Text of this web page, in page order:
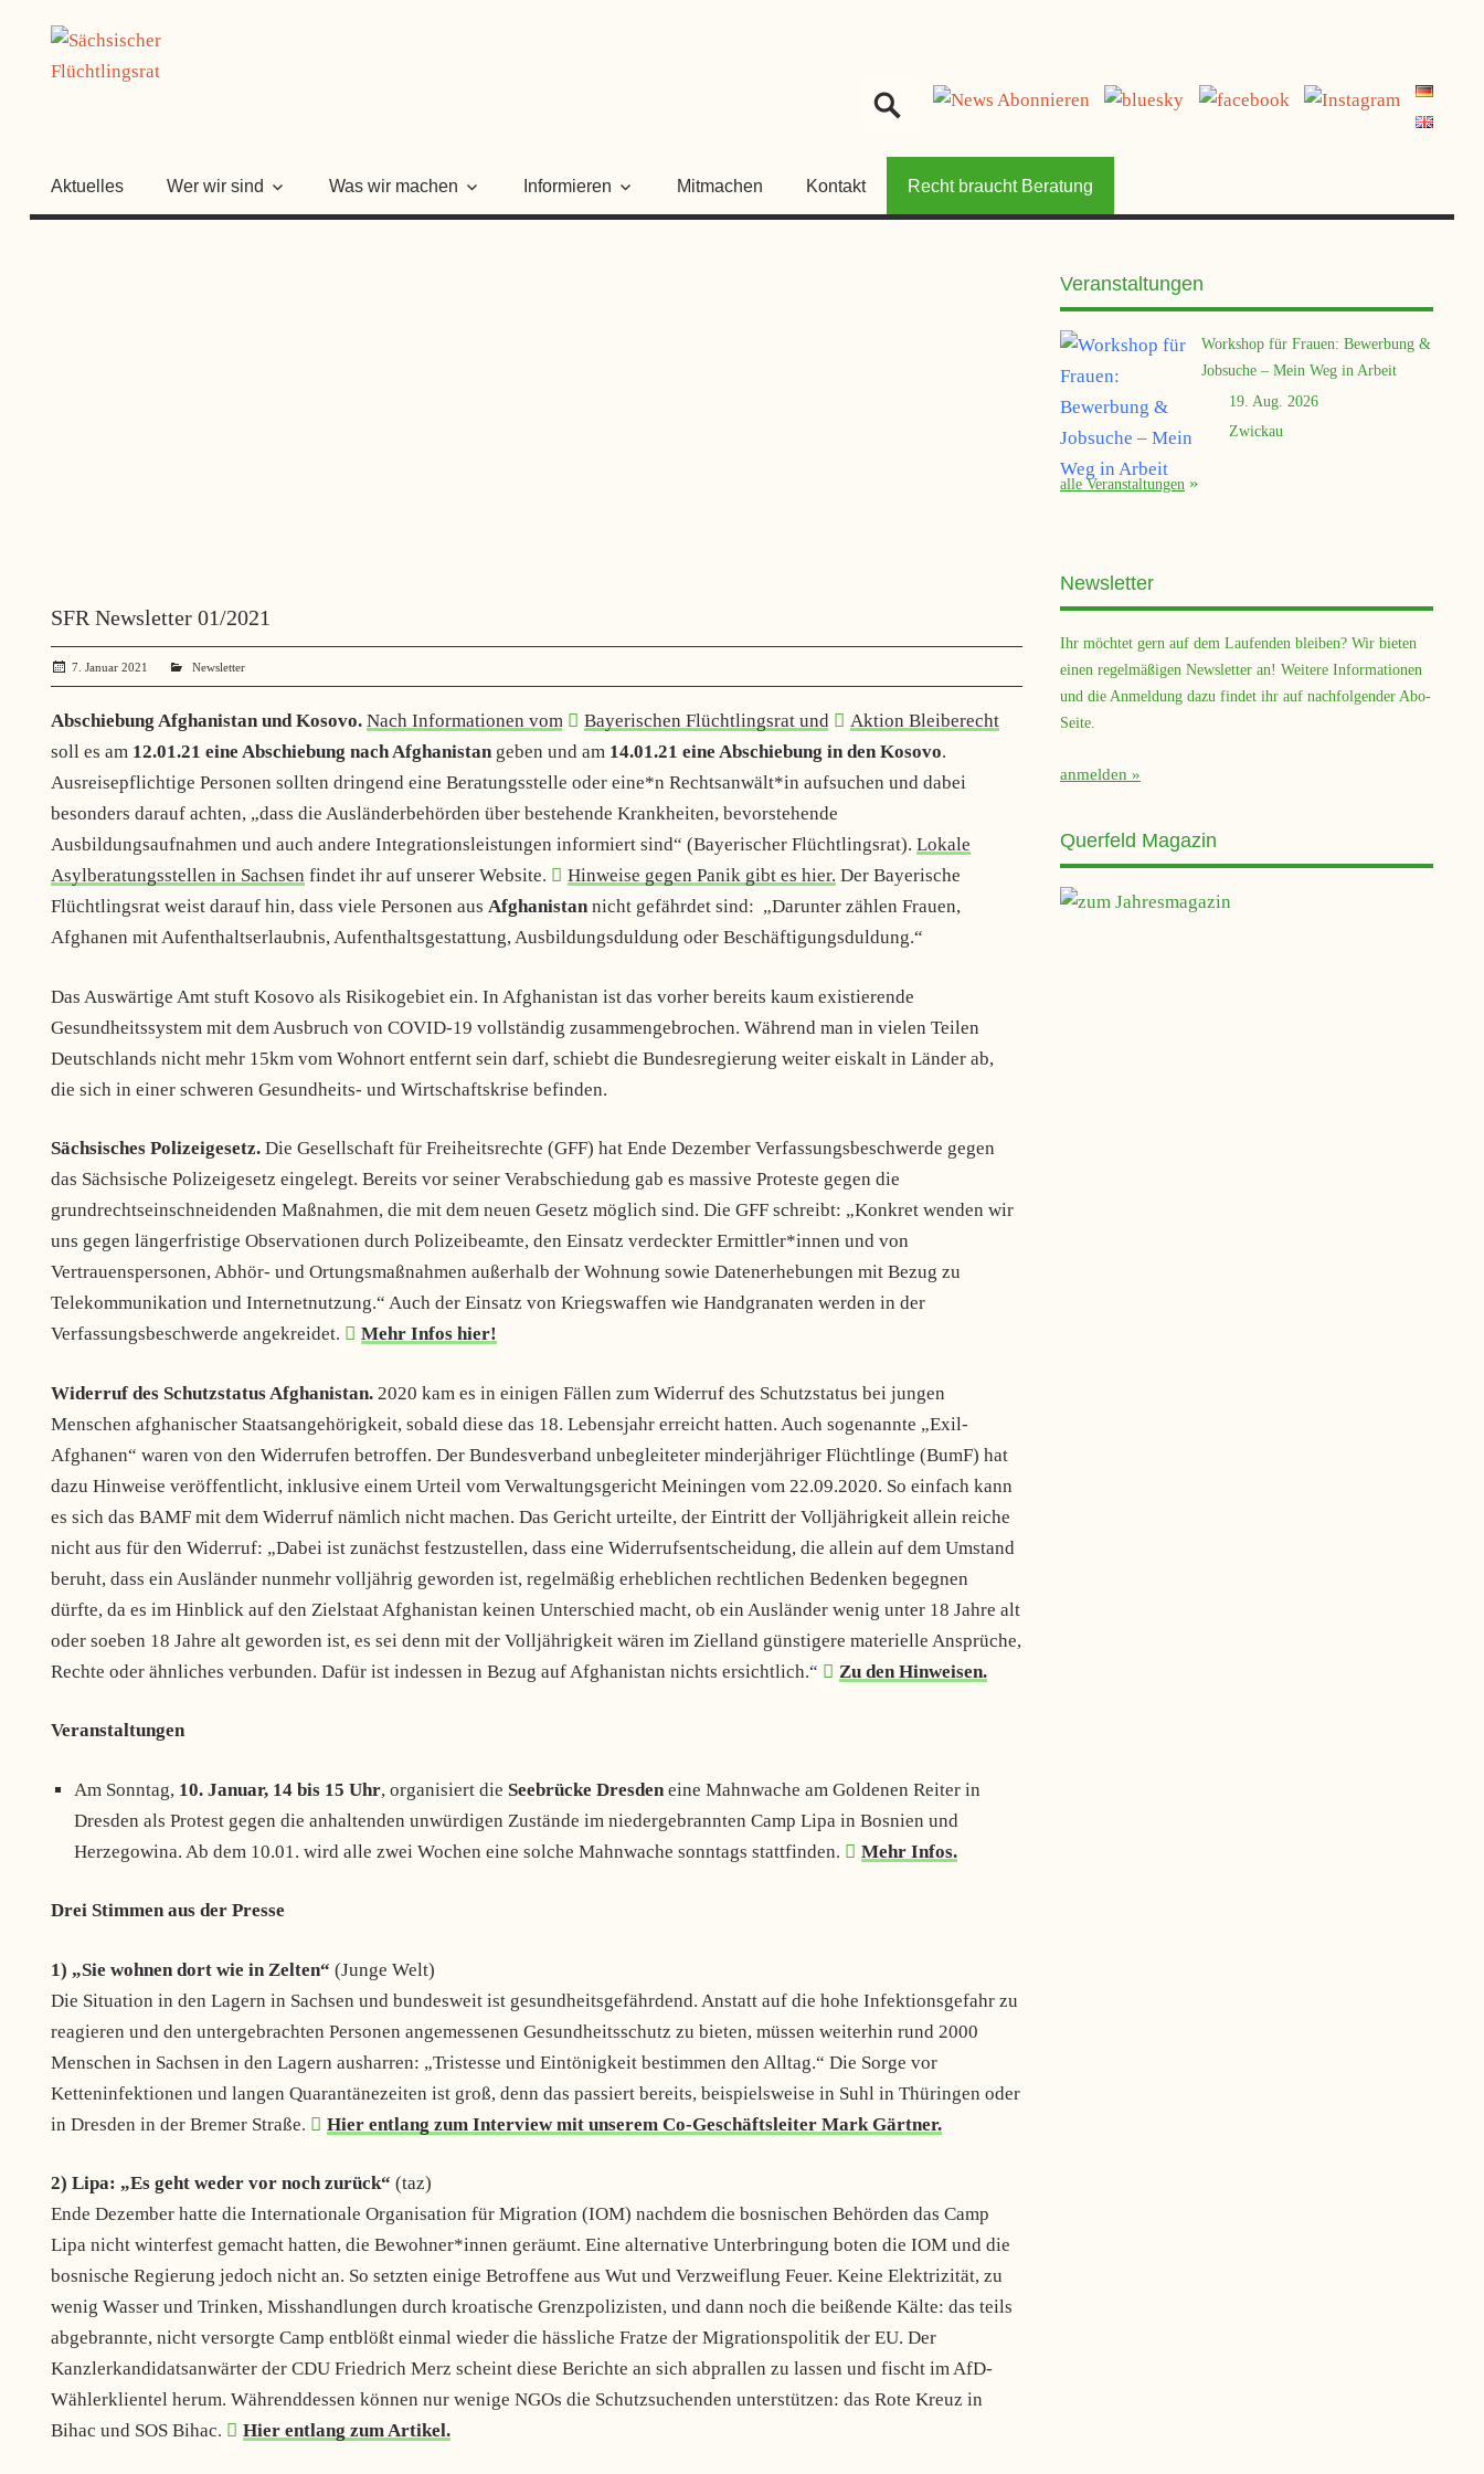
springen
Aktuelles Wer wir sind Was wir machen Informieren Mitmachen Kontakt Recht braucht Beratung
SFR Newsletter 01/2021
7. Januar 2021 administrator
Newsletter
Abschiebung Afghanistan und Kosovo. Nach Informationen vom Bayerischen Flüchtlingsrat und
Aktion Bleiberecht
soll es am 12.01.21 eine Abschiebung nach Afghanistan geben und am 14.01.21 eine Abschiebung in den Kosovo.
Ausreisepflichtige Personen sollten dringend eine Beratungsstelle oder eine*n Rechtsanwält*in aufsuchen und dabei
besonders darauf achten, „dass die Ausländerbehörden über bestehende Krankheiten, bevorstehende
Ausbildungsaufnahmen und auch andere Integrationsleistungen informiert sind“ (Bayerischer Flüchtlingsrat). Lokale
Asylberatungsstellen in Sachsen findet ihr auf unserer Website. Hinweise gegen Panik gibt es hier. Der Bayerische
Flüchtlingsrat weist darauf hin, dass viele Personen aus Afghanistannicht gefährdet sind: „Darunter zählen Frauen,
Afghanen mit Aufenthaltserlaubnis, Aufenthaltsgestattung, Ausbildungsduldung oder Beschäftigungsduldung.“
Das Auswärtige Amt stuft Kosovo als Risikogebiet ein. In Afghanistan ist das vorher bereits kaum existierende
Gesundheitssystem mit dem Ausbruch von COVID-19 vollständig zusammengebrochen. Während man in vielen Teilen
Deutschlands nicht mehr 15km vom Wohnort entfernt sein darf, schiebt die Bundesregierung weiter eiskalt in Länder ab,
die sich in einer schweren Gesundheits- und Wirtschaftskrise befinden.
Sächsisches Polizeigesetz. Die Gesellschaft für Freiheitsrechte (GFF) hat Ende Dezember Verfassungsbeschwerde gegen
das Sächsische Polizeigesetz eingelegt. Bereits vor seiner Verabschiedung gab es massive Proteste gegen die
grundrechtseinschneidenden Maßnahmen, die mit dem neuen Gesetz möglich sind. Die GFF schreibt: „Konkret wenden wir
uns gegen längerfristige Observationen durch Polizeibeamte, den Einsatz verdeckter Ermittler*innen und von
Vertrauenspersonen, Abhör- und Ortungsmaßnahmen außerhalb der Wohnung sowie Datenerhebungen mit Bezug zu
Telekommunikation und Internetnutzung.“ Auch der Einsatz von Kriegswaffen wie Handgranaten werden in der
Verfassungsbeschwerde angekreidet.
Mehr Infos hier!
Widerruf des Schutzstatus Afghanistan. 2020 kam es in einigen Fällen zum Widerruf des Schutzstatus bei jungen
Menschen afghanischer Staatsangehörigkeit, sobald diese das 18. Lebensjahr erreicht hatten. Auch sogenannte „Exil-
Afghanen“ waren von den Widerrufen betroffen. Der Bundesverband unbegleiteter minderjähriger Flüchtlinge (BumF) hat
dazu Hinweise veröffentlicht, inklusive einem Urteil vom Verwaltungsgericht Meiningen vom 22.09.2020. So einfach kann
es sich das BAMF mit dem Widerruf nämlich nicht machen. Das Gericht urteilte, der Eintritt der Volljährigkeit allein reiche
nicht aus für den Widerruf: „Dabei ist zunächst festzustellen, dass eine Widerrufsentscheidung, die allein auf dem Umstand
beruht, dass ein Ausländer nunmehr volljährig geworden ist, regelmäßig erheblichen rechtlichen Bedenken begegnen
dürfte, da es im Hinblick auf den Zielstaat Afghanistan keinen Unterschied macht, ob ein Ausländer wenig unter 18 Jahre alt
oder soeben 18 Jahre alt geworden ist, es sei denn mit der Volljährigkeit wären im Zielland günstigere materielle Ansprüche,
Rechte oder ähnliches verbunden. Dafür ist indessen in Bezug auf Afghanistan nichts ersichtlich.“
Zu den Hinweisen.
Veranstaltungen
Am Sonntag, 10. Januar, 14 bis 15 Uhr, organisiert die Seebrücke Dresden eine Mahnwache am Goldenen Reiter in
Dresden als Protest gegen die anhaltenden unwürdigen Zustände im niedergebrannten Camp Lipa in Bosnien und
Herzegowina. Ab dem 10.01. wird alle zwei Wochen eine solche Mahnwache sonntags stattfinden.
Mehr Infos.
Drei Stimmen aus der Presse
1) „Sie wohnen dort wie in Zelten“ (Junge Welt)
Die Situation in den Lagern in Sachsen und bundesweit ist gesundheitsgefährdend. Anstatt auf die hohe Infektionsgefahr zu
reagieren und den untergebrachten Personen angemessenen Gesundheitsschutz zu bieten, müssen weiterhin rund 2000
Menschen in Sachsen in den Lagern ausharren: „Tristesse und Eintönigkeit bestimmen den Alltag.“ Die Sorge vor
Ketteninfektionen und langen Quarantänezeiten ist groß, denn das passiert bereits, beispielsweise in Suhl in Thüringen oder
in Dresden in der Bremer Straße.
Hier entlang zum Interview mit unserem Co-Geschäftsleiter Mark Gärtner.
2) Lipa: „Es geht weder vor noch zurück“ (taz)
Ende Dezember hatte die Internationale Organisation für Migration (IOM) nachdem die bosnischen Behörden das Camp
Lipa nicht winterfest gemacht hatten, die Bewohner*innen geräumt. Eine alternative Unterbringung boten die IOM und die
bosnische Regierung jedoch nicht an. So setzten einige Betroffene aus Wut und Verzweiflung Feuer. Keine Elektrizität, zu
wenig Wasser und Trinken, Misshandlungen durch kroatische Grenzpolizisten, und dann noch die beißende Kälte: das teils
abgebrannte, nicht versorgte Camp entblößt einmal wieder die hässliche Fratze der Migrationspolitik der EU. Der
Kanzlerkandidatsanwärter der CDU Friedrich Merz scheint diese Berichte an sich abprallen zu lassen und fischt im AfD-
Wählerklientel herum. Währenddessen können nur wenige NGOs die Schutzsuchenden unterstützen: das Rote Kreuz in
Bihac und SOS Bihac.
Hier entlang zum Artikel.
Veranstaltungen
Workshop für Frauen: Bewerbung &
Jobsuche – Mein Weg in Arbeit
19. Aug. 2026
Zwickau
alle Veranstaltungen
Newsletter
Ihr möchtet gern auf dem Laufenden bleiben? Wir bieten
einen regelmäßigen Newsletter an! Weitere Informationen
und die Anmeldung dazu findet ihr auf nachfolgender Abo-
Seite.
anmelden
Querfeld Magazin